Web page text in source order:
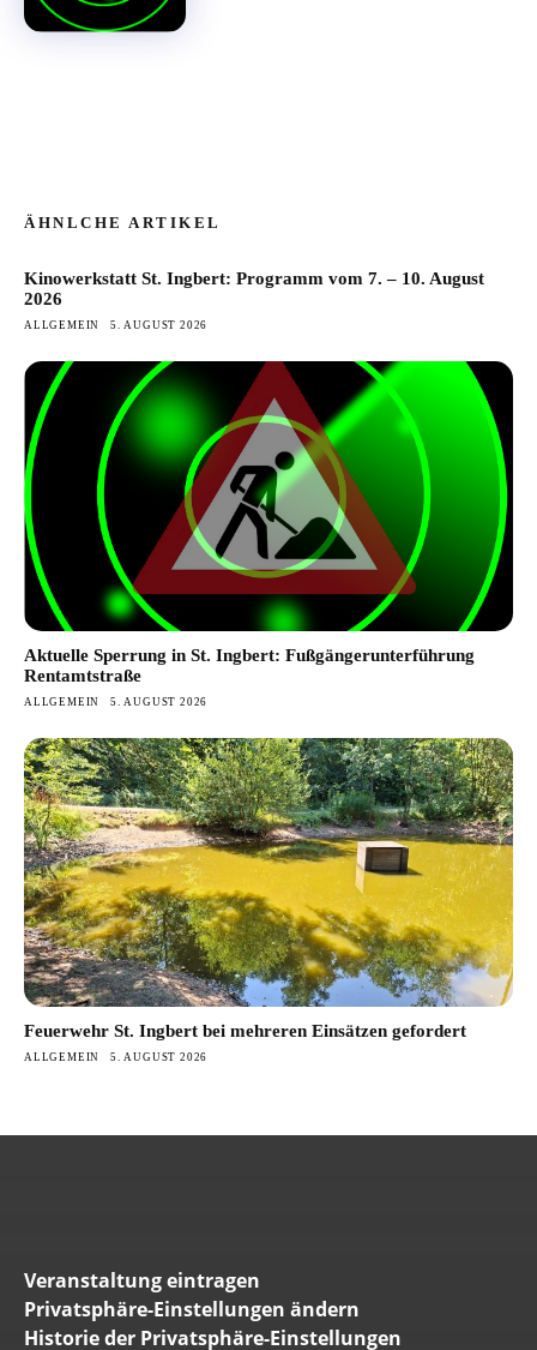
ÄHNLCHE ARTIKEL
Kinowerkstatt St. Ingbert: Programm vom 7. – 10. August
2026
ALLGEMEIN 5. AUGUST 2026
Aktuelle Sperrung in St. Ingbert: Fußgängerunterführung
Rentamtstraße
ALLGEMEIN 5. AUGUST 2026
Feuerwehr St. Ingbert bei mehreren Einsätzen gefordert
ALLGEMEIN 5. AUGUST 2026
Veranstaltung eintragen
Privatsphäre-Einstellungen ändern
Historie der Privatsphäre-Einstellungen